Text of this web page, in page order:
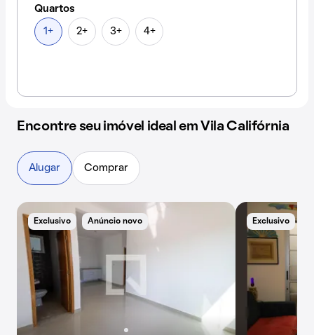
Quartos
1+ 2+ 3+ 4+
Encontre seu imóvel ideal em Vila Califórnia
Exclusivo Anúncio novo Exclusivo
Alugar Comprar